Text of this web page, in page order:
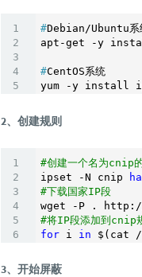
#Debian/Ubuntu系
#CentOS系统
2、创建规则
#创建一个名为cnip
ipset -N cnip
#下载国家IP段
#将IP段添加到cnip
for i in $(cat
3、开始屏蔽